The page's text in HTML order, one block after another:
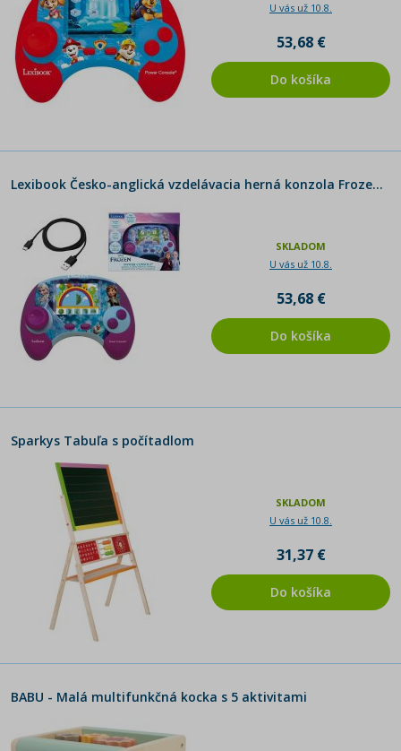
U vás už 10.8.
53,68 €
Do košíka
Lexibook Česko-anglická vzdelávacia herná konzola Frozen 100 aktivít
SKLADOM
U vás už 10.8.
53,68 €
Do košíka
Sparkys Tabuľa s počítadlom
SKLADOM
U vás už 10.8.
31,37 €
Do košíka
BABU - Malá multifunkčná kocka s 5 aktivitami